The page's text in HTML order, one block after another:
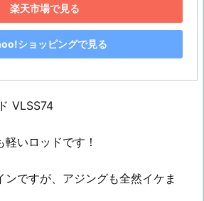
楽天市場で見る
ショッピングで見る
VLSS74
いロッドです！
ンですが、アジングも全然イケま